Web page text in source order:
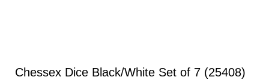
Chessex Dice Black/White Set of 7 (25408)